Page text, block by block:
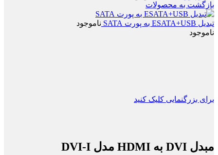
بازگشت به محصولات
تبدیل ESATA+USB به پورت SATA
ناموجود
ناموجود
برای بزرگنمایی کلیک کنید
مبدل DVI به HDMI مدل DVI-I